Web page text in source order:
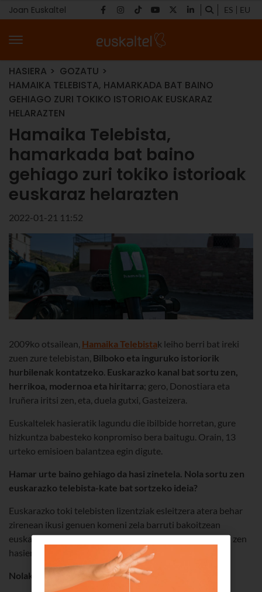
Joan Euskaltel ES EU
HASIERA
GOZATU
HAMAIKA TELEBISTA, HAMARKADA BAT BAINO
GEHIAGO ZURI TOKIKO ISTORIOAK EUSKARAZ
HELARAZTEN
Hamaika Telebista,
hamarkada bat baino
gehiago zuri tokiko istorioak
euskaraz helarazten
2022-01-21 11:52
2009ko otsailean, Hamaika Telebistak leiho berri bat ireki
zuen zure telebistan, Bilboko eta inguruko istoriorik
hurbilenak kontatzeko. Euskarazko kanal bat sortu zen,
herrikoa, modernoa eta hiritarra; gero, Donostiara eta
Iruñera iritsi zen, eta, duela gutxi, Gasteizera.
Euskaltelek hasieratik lagundu die ibilbide horretan, gure
hizkuntza babesteko konpromiso bera baitugu. Orain, 13
urteko emisioen balantzea egin digute.
Hamar urte baino gehiago da hasi zinetela. Nola sortu zen
euskarazko telebista-kate bat sortzeko ideia?
Euskarazko toki telebisten lizentziak esleitzera atera behar
zirenean ikusi genuen komeni zela barruti bakoitzean
euskarazko telebista bat behintzat bermatzea. Hori izan zen
hasierako bulkada.
Nolakoak izan ziren lehenengo saio haiek?